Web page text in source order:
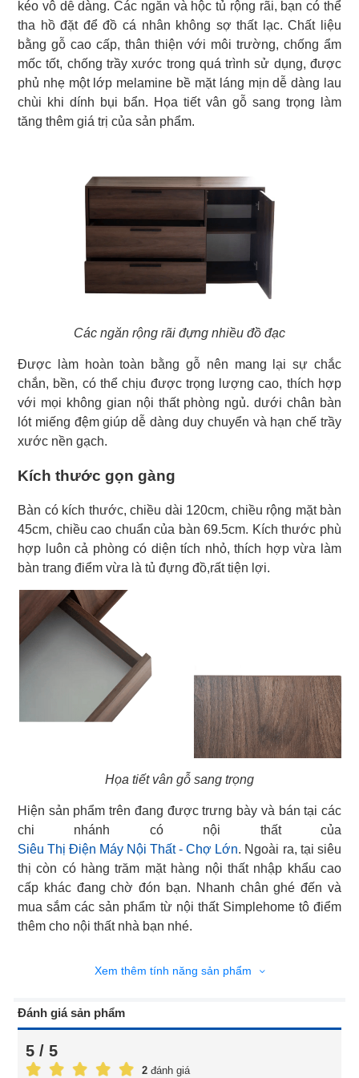
kéo vô dễ dàng. Các ngăn và hộc tủ rộng rãi, bạn có thể
tha hồ đặt để đồ cá nhân không sợ thất lạc. Chất liệu
bằng gỗ cao cấp, thân thiện với môi trường, chống ẩm
mốc tốt, chống trầy xước trong quá trình sử dụng, được
phủ nhẹ một lớp melamine bề mặt láng mịn dễ dàng lau
chùi khi dính bụi bẩn. Họa tiết vân gỗ sang trọng làm
tăng thêm giá trị của sản phẩm.
Các ngăn rộng rãi đựng nhiều đồ đạc
Được làm hoàn toàn bằng gỗ nên mang lại sự chắc
chắn, bền, có thể chịu được trọng lượng cao, thích hợp
với mọi không gian nội thất phòng ngủ. dưới chân bàn
lót miếng đệm giúp dễ dàng duy chuyển và hạn chế trầy
xước nền gạch.
Kích thước gọn gàng
Bàn có kích thước, chiều dài 120cm, chiều rộng mặt bàn
45cm, chiều cao chuẩn của bàn 69.5cm. Kích thước phù
hợp luôn cả phòng có diện tích nhỏ, thích hợp vừa làm
bàn trang điểm vừa là tủ đựng đồ,rất tiện lợi.
Họa tiết vân gỗ sang trọng
Hiện sản phẩm trên đang được trưng bày và bán tại các
Siêu Thị Điện Máy Nội Thất - Chợ Lớn. Ngoài ra, tại siêu
thị còn có hàng trăm mặt hàng nội thất nhập khẩu cao
cấp khác đang chờ đón bạn. Nhanh chân ghé đến và
mua sắm các sản phẩm từ nội thất Simplehome tô điểm
thêm cho nội thất nhà bạn nhé.
Xem thêm tính năng sản phẩm
Đánh giá sản phẩm
5 / 5
2 đánh giá